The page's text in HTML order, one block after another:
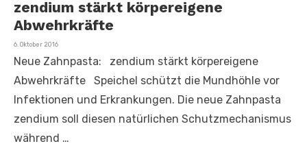
zendium stärkt körpereigene
Abwehrkräfte
Veröffentlicht
6. Oktober 2016
Neue Zahnpasta: zendium stärkt körpereigene
Abwehrkräfte Speichel schützt die Mundhöhle vor
Infektionen und Erkrankungen. Die neue Zahnpasta
zendium soll diesen natürlichen Schutzmechanismus
während …